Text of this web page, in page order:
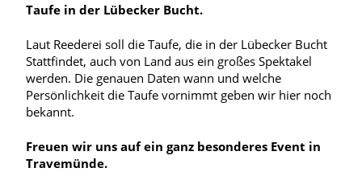
Taufe in der Lübecker Bucht.
Laut Reederei soll die Taufe, die in der Lübecker Bucht
Stattfindet, auch von Land aus ein großes Spektakel
werden. Die genauen Daten wann und welche
Persönlichkeit die Taufe vornimmt geben wir hier noch
bekannt.
Freuen wir uns auf ein ganz besonderes Event in
Travemünde.